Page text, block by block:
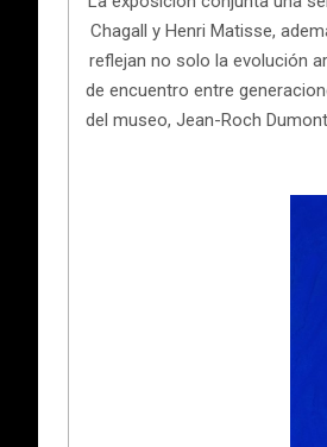
Chagall y Henri Matisse,
reflejan no solo la evolución
de encuentro entre
del museo, Jean-Roch